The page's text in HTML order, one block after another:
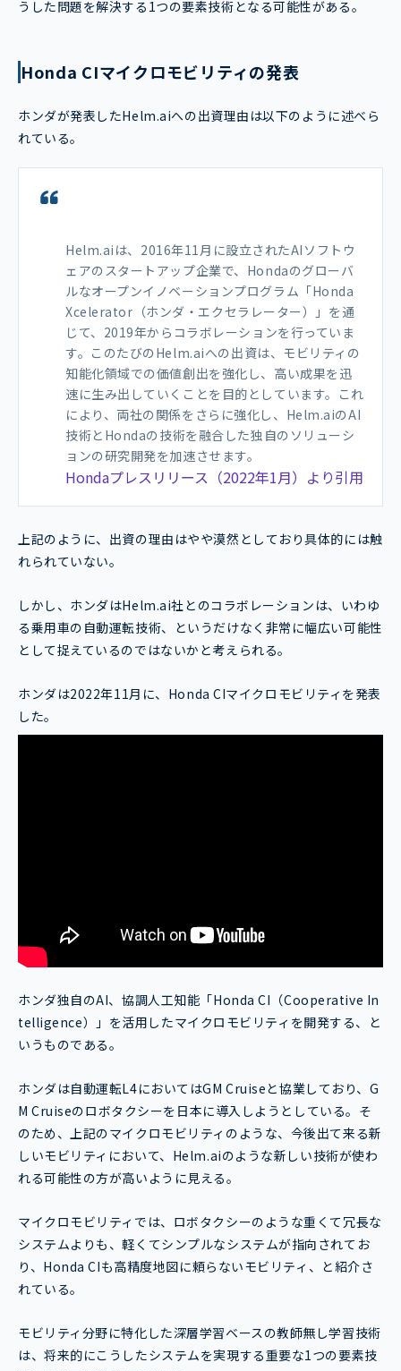
うした問題を解決する1つの要素技術となる可能性がある。
Honda CIマイクロモビリティの発表
ホンダが発表したHelm.aiへの出資理由は以下のように述べら
れている。
Helm.aiは、2016年11月に設立されたAIソフトウ
ェアのスタートアップ企業で、Hondaのグローバ
ルなオープンイノベーションプログラム「Honda
Xcelerator（ホンダ・エクセラレーター）」を通
じて、2019年からコラボレーションを行っていま
す。このたびのHelm.aiへの出資は、モビリティの
知能化領域での価値創出を強化し、高い成果を迅
速に生み出していくことを目的としています。これ
により、両社の関係をさらに強化し、Helm.aiのAI
技術とHondaの技術を融合した独自のソリューシ
ョンの研究開発を加速させます。
Hondaプレスリリース（2022年1月）より引用
上記のように、出資の理由はやや漠然としており具体的には触
れられていない。
しかし、ホンダはHelm.ai社とのコラボレーションは、いわゆ
る乗用車の自動運転技術、というだけなく非常に幅広い可能性
として捉えているのではないかと考えられる。
ホンダは2022年11月に、Honda CIマイクロモビリティを発表
した。
ホンダ独自のAI、協調人工知能「Honda CI（Cooperative In
telligence）」を活用したマイクロモビリティを開発する、と
いうものである。
ホンダは自動運転L4においてはGM Cruiseと協業しており、G
M Cruiseのロボタクシーを日本に導入しようとしている。そ
のため、上記のマイクロモビリティのような、今後出て来る新
しいモビリティにおいて、Helm.aiのような新しい技術が使わ
れる可能性の方が高いように見える。
マイクロモビリティでは、ロボタクシーのような重くて冗長な
システムよりも、軽くてシンプルなシステムが指向されてお
り、Honda CIも高精度地図に頼らないモビリティ、と紹介さ
れている。
モビリティ分野に特化した深層学習ベースの教師無し学習技術
は、将来的にこうしたシステムを実現する重要な1つの要素技